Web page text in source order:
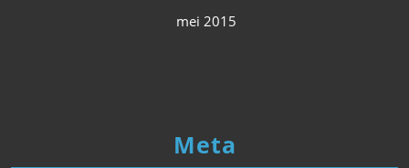
mei 2015
Meta